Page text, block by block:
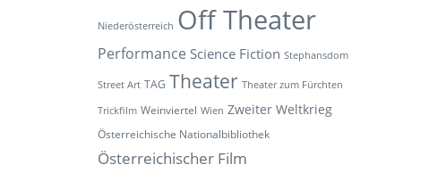
Niederösterreich Off Theater
Performance Science Fiction Stephansdom
Street Art TAG Theater Theater zum Fürchten
Trickfilm Weinviertel Wien Zweiter Weltkrieg
Österreichische Nationalbibliothek
Österreichischer Film